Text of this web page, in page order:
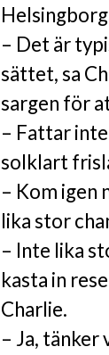
– Det är
sättet, sa
sargen för
– Fattar
solklart
– Kom igen
lika stor
– Inte lika
kasta in
Charlie.
– Ja, tänker